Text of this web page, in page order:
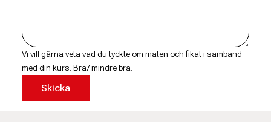
Vi vill gärna veta vad du tyckte om maten och fikat i samband
med din kurs. Bra/ mindre bra.